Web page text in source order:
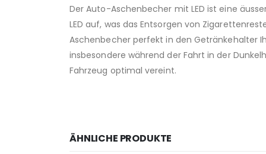
Der Auto-Aschenbecher mit LED ist eine
LED auf, was das Entsorgen von
Aschenbecher perfekt in den Getränkehalter
insbesondere während der Fahrt in der
Fahrzeug optimal vereint.
ÄHNLICHE PRODUKTE